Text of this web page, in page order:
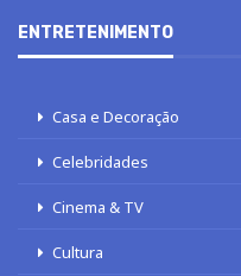
ENTRETENIMENTO
Casa e Decoração
Celebridades
Cinema & TV
Cultura